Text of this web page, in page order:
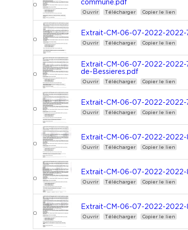
commune.pdf
Ouvrir Télécharger Copier le lien
Extrait-CM-06-07-2022-
Ouvrir Télécharger Copier le lien
Extrait-CM-06-07-2022-2022-
de-Bessieres.pdf
Ouvrir Télécharger Copier le lien
Extrait-CM-06-07-2022-2022-
Ouvrir Télécharger Copier le lien
Extrait-CM-06-07-2022-2022-
Ouvrir Télécharger Copier le lien
Extrait-CM-06-07-2022-2022-
Ouvrir Télécharger Copier le lien
Extrait-CM-06-07-2022-2022-
Ouvrir Télécharger Copier le lien